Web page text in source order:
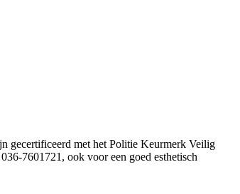
gecertificeerd met het Politie Keurmerk Veilig
7601721, ook voor een goed esthetisch